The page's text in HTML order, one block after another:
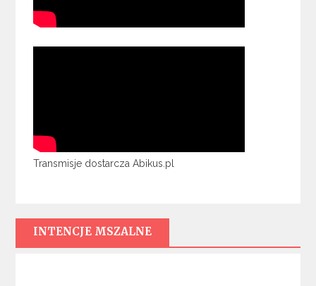
Transmisje dostarcza Abikus.pl
INTENCJE MSZALNE